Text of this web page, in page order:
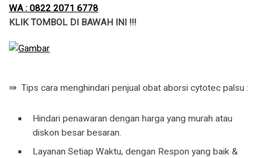
WA : 0822 2071 6778
KLIK TOMBOL DI BAWAH INI !!!
⇛ Tips cara menghindari penjual obat aborsi cytotec palsu :
Hindari penawaran dengan harga yang murah atau
diskon besar besaran.
Layanan Setiap Waktu, dengan Respon yang baik &